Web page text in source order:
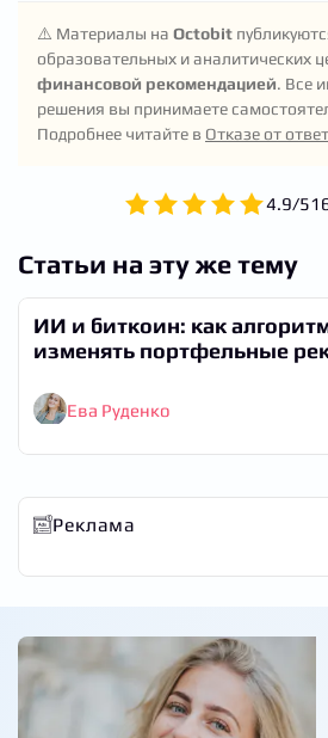
придется либо резко
акций (размытие капитала),
убыток, что подорвет доверие
Зависит от вашей
верите в рост Bitcoin до
Strategy дает леверидж на
ожидаете медвежий рынок,
BTC без корпоративных рисков.
⚠️ Материалы на Octobit
образовательных и аналитических
финансовой рекомендацией. Все
решения вы принимаете
Подробнее читайте в Отказе от
4.9/5
Статьи на эту же тему
ИИ и биткоин: как
изменять портфельные
Ева Руденко
Реклама